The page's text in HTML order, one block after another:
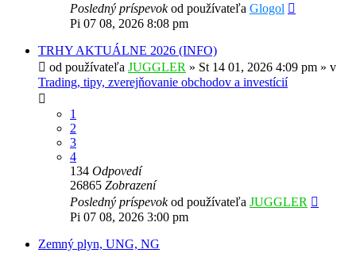
Posledný príspevokod používateľa Glogol
Pi 07 08, 2026 8:08 pm
TRHY AKTUÁLNE 2026 (INFO)
od používateľa JUGGLER » St 14 01, 2026 4:09 pm » v
Trading, tipy, zverejňovanie obchodov a investícií
1
2
3
4
134 Odpovedí
26865 Zobrazení
Posledný príspevokod používateľa JUGGLER
Pi 07 08, 2026 3:00 pm
Zemný plyn, UNG, NG